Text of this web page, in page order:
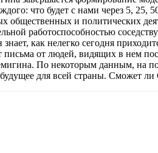
что будет с нами через 5, 25,
и политических
работоспособностью
как нелегко сегодня
от людей, видящих в нем
По некоторым данным, на
для всей страны. Сможет